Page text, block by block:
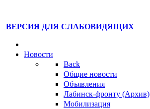
ВЕРСИЯ ДЛЯ СЛАБОВИДЯЩИХ
Новости
Back
Общие новости
Объявления
Лабинск-фронту (Архив)
Мобилизация